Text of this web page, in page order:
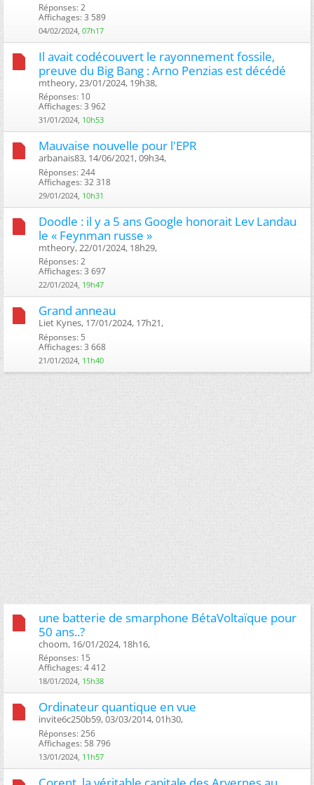
Réponses: 2
Affichages: 3 589
04/02/2024, 07h17
Il avait codécouvert le rayonnement fossile,
preuve du Big Bang : Arno Penzias est décédé
mtheory, 23/01/2024, 19h38, ‎
Réponses: 10
Affichages: 3 962
31/01/2024, 10h53
Mauvaise nouvelle pour l'EPR
arbanais83, 14/06/2021, 09h34, ‎
Réponses: 244
Affichages: 32 318
29/01/2024, 10h31
Doodle : il y a 5 ans Google honorait Lev Landau
le « Feynman russe »
mtheory, 22/01/2024, 18h29, ‎
Réponses: 2
Affichages: 3 697
22/01/2024, 19h47
Grand anneau
Liet Kynes, 17/01/2024, 17h21, ‎
Réponses: 5
Affichages: 3 668
21/01/2024, 11h40
une batterie de smarphone BétaVoltaïque pour
50 ans..?
choom, 16/01/2024, 18h16, ‎
Réponses: 15
Affichages: 4 412
18/01/2024, 15h38
Ordinateur quantique en vue
invite6c250b59, 03/03/2014, 01h30, ‎
Réponses: 256
Affichages: 58 796
13/01/2024, 11h57